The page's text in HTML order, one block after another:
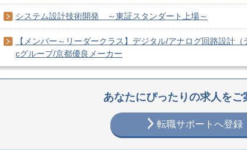
システム設計技術開発 ～東証スタンダート上場～
【メンバー～リーダークラス】デジタル/アナログ回路設計
cグループ/京都優良メーカー
あなたにぴったりの求人をご
転職サポートへ登録